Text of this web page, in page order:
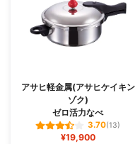
アサヒ軽金属(アサヒケイキン
ゾク)
ゼロ活力なべ
3.70(13)
¥19,900